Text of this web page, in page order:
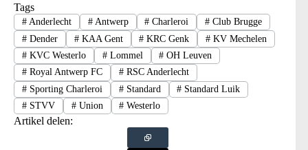
Tags
#Anderlecht #Antwerp # Charleroi # Club Brugge
#Dender #KAA Gent # KRC Genk # KV Mechelen
#KVC Westerlo #Lommel # OH Leuven
#Royal Antwerp FC #RSC Anderlecht
#Sporting Charleroi #Standard # Standard Luik
#STVV #Union # Westerlo
Artikel delen: